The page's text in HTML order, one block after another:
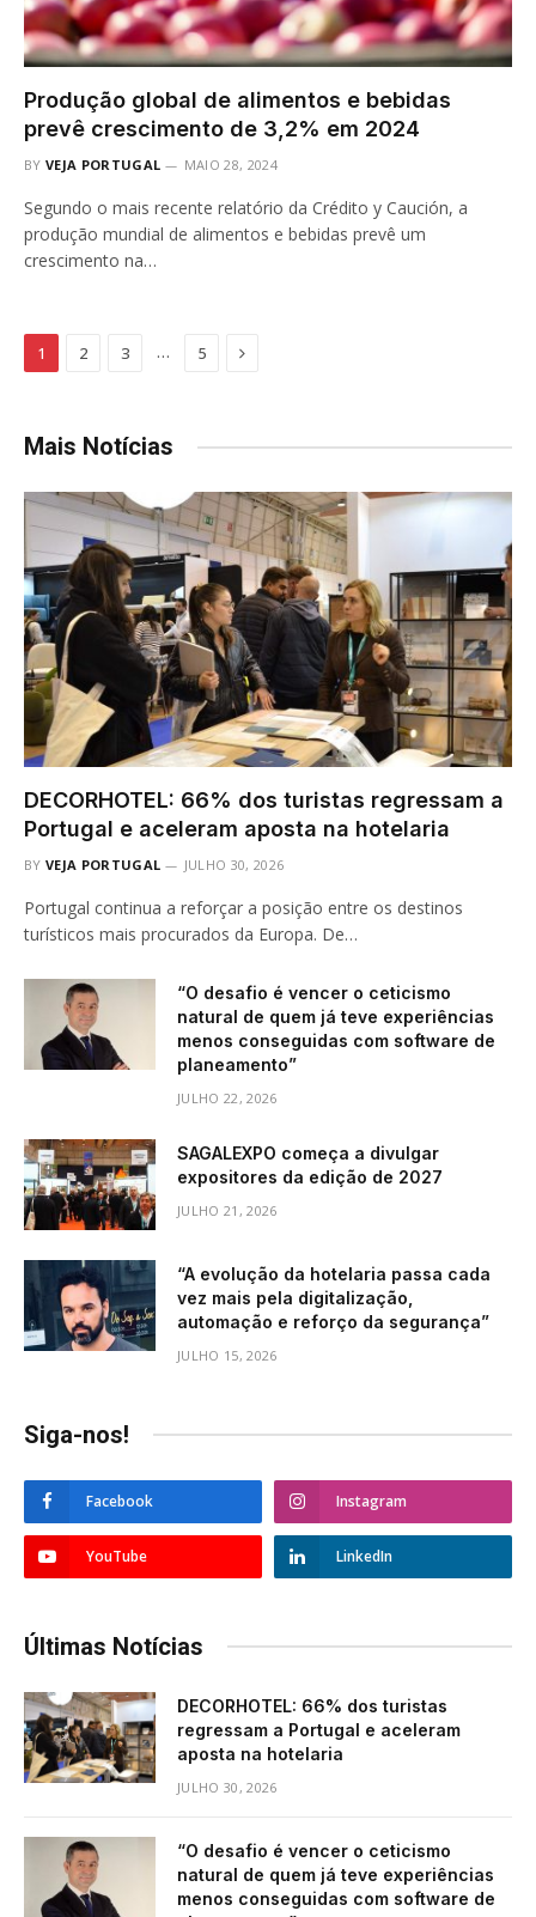
Produção global de alimentos e bebidas
prevê crescimento de 3,2% em 2024
BY VEJA PORTUGAL MAIO 28, 2024
Segundo o mais recente relatório da Crédito y Caución, a
produção mundial de alimentos e bebidas prevê um
crescimento na…
1 2 3 … 5 Next
Mais Notícias
DECORHOTEL: 66% dos turistas regressam a
Portugal e aceleram aposta na hotelaria
BY VEJA PORTUGAL JULHO 30, 2026
Portugal continua a reforçar a posição entre os destinos
turísticos mais procurados da Europa. De…
“O desafio é vencer o ceticismo
natural de quem já teve experiências
menos conseguidas com software de
planeamento”
JULHO 22, 2026
SAGALEXPO começa a divulgar
expositores da edição de 2027
JULHO 21, 2026
“A evolução da hotelaria passa cada
vez mais pela digitalização,
automação e reforço da segurança”
JULHO 15, 2026
Siga-nos!
Facebook Instagram
YouTube LinkedIn
Últimas Notícias
DECORHOTEL: 66% dos turistas
regressam a Portugal e aceleram
aposta na hotelaria
JULHO 30, 2026
“O desafio é vencer o ceticismo
natural de quem já teve experiências
menos conseguidas com software de